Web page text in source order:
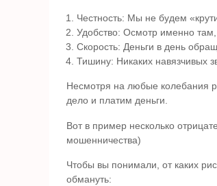
Честность: Мы не будем
Удобство: Осмотр именно
Скорость: Деньги в день
Тишину: Никаких навязчивых
Несмотря на любые колебания
дело и платим деньги.
Вот в пример несколько
мошенничества)
Чтобы вы понимали, от каких
обмануть: